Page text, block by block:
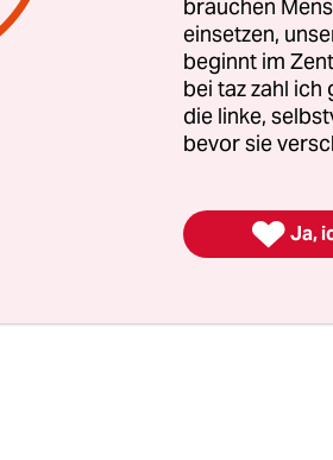
auf Erstimpfungen.
Mitte
verteilte, hatten
schon welche bekommen.
kündigten andere
brauchen
einsetzen,
beginnt im
bei taz zahl ich
die linke,
bevor sie
 Ja,